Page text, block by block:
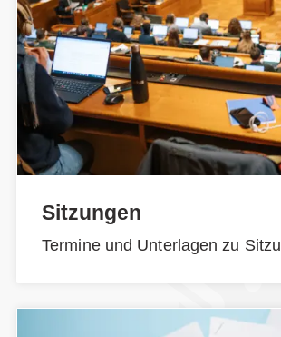
Sitzungen
Termine und Unterlagen zu